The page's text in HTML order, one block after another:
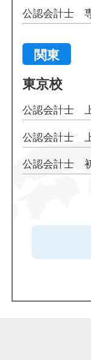
公認会計士
関東
東京校
公認会計士
公認会計士
公認会計士